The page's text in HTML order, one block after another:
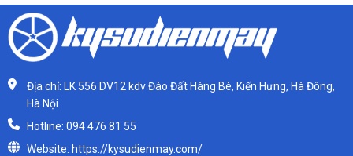
Địa chỉ: LK 556 DV12 kdv Đào Đất Hàng Bè, Kiến Hưng, Hà Đông,
Hà Nội
Hotline: 094 476 81 55
Website: https://kysudienmay.com/